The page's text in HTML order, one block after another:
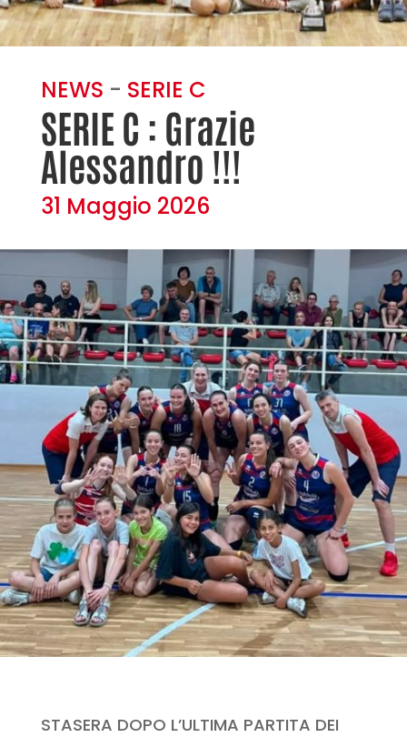
NEWS - SERIE C
SERIE C : Grazie
Alessandro !!!
31 Maggio 2026
STASERA DOPO L’ULTIMA PARTITA DEI